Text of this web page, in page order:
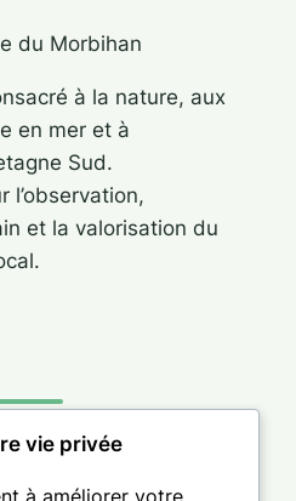
du Morbihan
à la nature, aux
en mer et à
Sud.
l’observation,
et la valorisation du
vie privée
à améliorer votre